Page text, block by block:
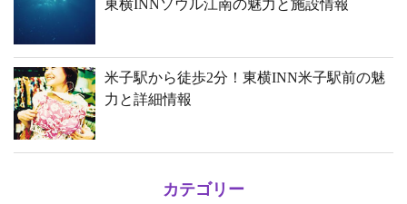
東横INNソウル江南の魅力と施設情報
米子駅から徒歩2分！東横INN米子駅前の魅
力と詳細情報
カテゴリー